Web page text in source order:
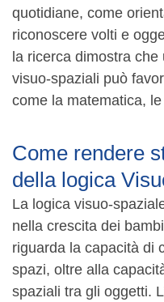
quotidiane, come
riconoscere volti e
la ricerca dimostra
visuo-spaziali può
come la matematica,
Come rendere
della logica
La logica visuo-
nella crescita dei
riguarda la capacità di
spazi, oltre alla
spaziali tra gli oggetti.